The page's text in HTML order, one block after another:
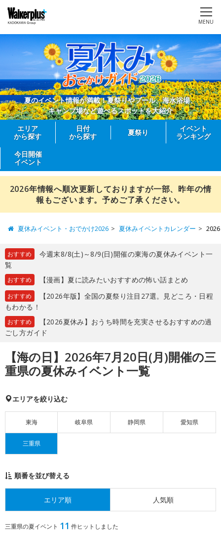
MENU
夏のイベント情報が満載！夏祭りやプール、海水浴場、
キャンプ場など遊べるスポットを大紹介
エリア
から探す
日付
から探す
夏祭り
イベント
ランキング
今日開催
イベント
2026年情報へ順次更新しておりますが一部、昨年の情
報もございます。予めご了承ください。
夏休みイベント・おでかけ2026 夏休みイベントカレンダー
おすすめ
今週末8/8(土)～8/9(日)開催の東海の夏休みイベント一
覧
おすすめ 【漫画】夏に読みたいおすすめの怖い話まとめ
おすすめ
【2026年版】全国の夏祭り注目27選。見どころ・日程
もわかる！
おすすめ
【2026夏休み】おうち時間を充実させるおすすめの過
ごし方ガイド
【海の日】2026年7月20日(月)開催の三
重県の夏休みイベント一覧
エリアを絞り込む
東海 岐阜県 静岡県 愛知県
三重県
順番を並び替える
エリア順 人気順
三重県の夏イベント 11 件ヒットしました